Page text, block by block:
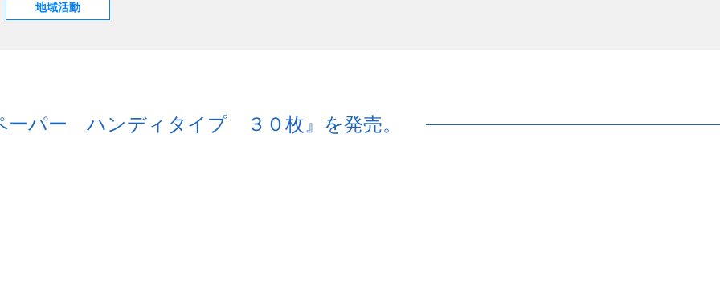
地域活動
パー ハンディタイプ ３０枚』を発売。